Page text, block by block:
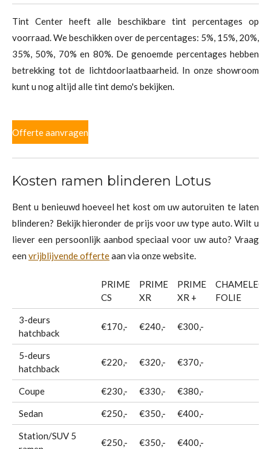
Tint Center heeft alle beschikbare tint percentages op
voorraad. We beschikken over de percentages: 5%, 15%, 20%,
35%, 50%, 70% en 80%. De genoemde percentages hebben
betrekking tot de lichtdoorlaatbaarheid. In onze showroom
kunt u nog altijd alle tint demo's bekijken.
Offerte aanvragen
Kosten ramen blinderen Lotus
Bent u benieuwd hoeveel het kost om uw autoruiten te laten
blinderen? Bekijk hieronder de prijs voor uw type auto. Wilt u
liever een persoonlijk aanbod speciaal voor uw auto? Vraag
een vrijblijvende offerteaan via onze website.
PRIME
CS
PRIME
XR
PRIME
XR +
FOLIE
3-deurs
hatchback
€170,- €240,- €300,-
5-deurs
hatchback
€220,- €320,- €370,-
Coupe €230,- €330,- €380,-
Sedan €250,- €350,- €400,-
Station/SUV 5
€250,- €350,- €400,-